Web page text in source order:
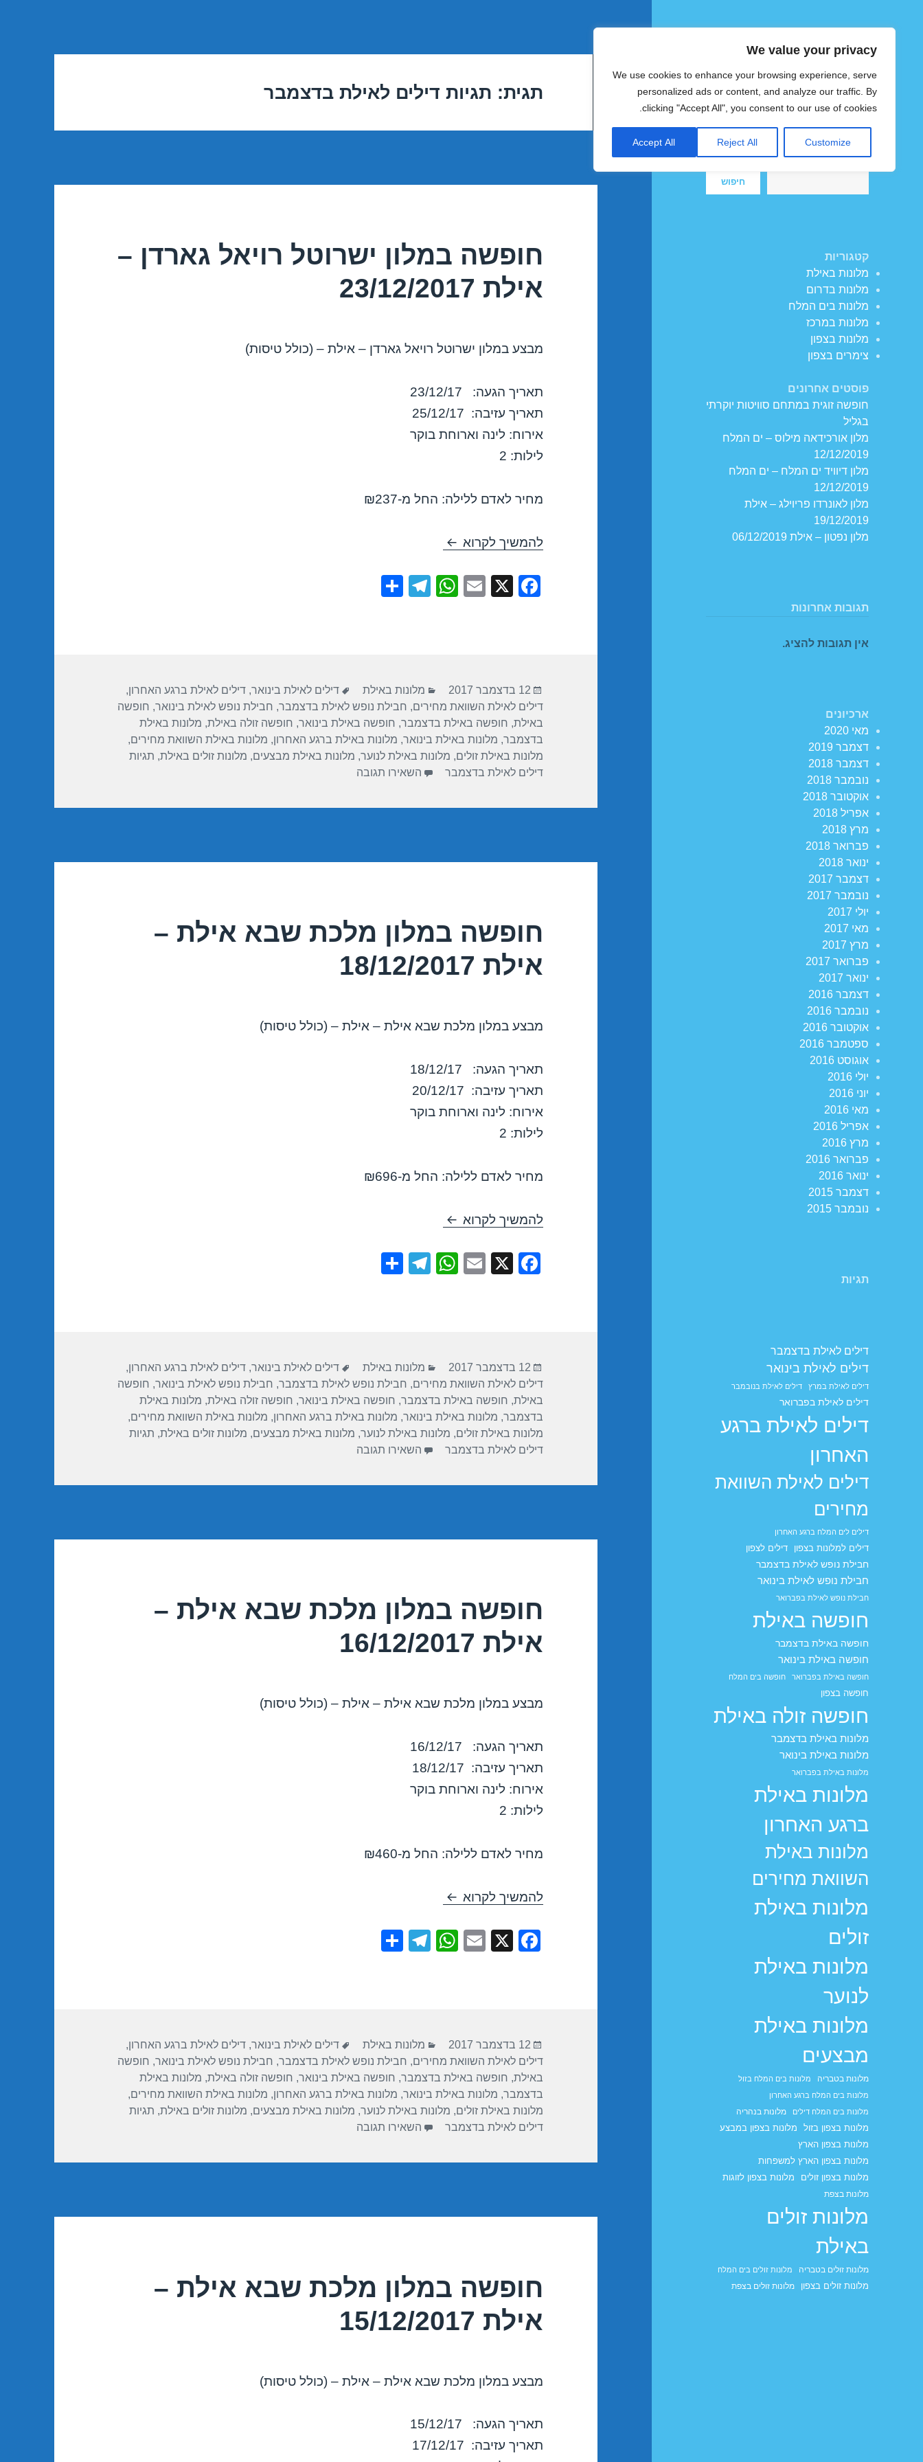
We value your privacy
We use cookies to enhance your browsing experience, serve
personalized ads or content, and analyze our traffic. By
clicking "Accept All", you consent to our use of cookies.
Customize
Reject All
Accept All
צימרים ומלונות זולים בישראל
חיפוש
חיפוש
קטגוריות
מלונות באילת
מלונות בדרום
מלונות בים המלח
מלונות במרכז
מלונות בצפון
צימרים בצפון
פוסטים אחרונים
חופשה זוגית במתחם סוויטות יוקרתי
בגליל
מלון אורכידאה מילוס – ים המלח
12/12/2019
מלון דיוויד ים המלח – ים המלח
12/12/2019
מלון לאונרדו פריוילג – אילת
19/12/2019
מלון נפטון – אילת 06/12/2019
תגובות אחרונות
אין תגובות להציג.
ארכיונים
מאי 2020
דצמבר 2019
דצמבר 2018
נובמבר 2018
אוקטובר 2018
אפריל 2018
מרץ 2018
פברואר 2018
ינואר 2018
דצמבר 2017
נובמבר 2017
יולי 2017
מאי 2017
מרץ 2017
פברואר 2017
ינואר 2017
דצמבר 2016
נובמבר 2016
אוקטובר 2016
ספטמבר 2016
אוגוסט 2016
יולי 2016
יוני 2016
מאי 2016
אפריל 2016
מרץ 2016
פברואר 2016
ינואר 2016
דצמבר 2015
נובמבר 2015
תגיות
דילים לאילת בדצמבר
דילים לאילת בינואר
דילים לאילת במרץ דילים לאילת בנובמבר
דילים לאילת בפברואר
דילים לאילת ברגע
האחרון
דילים לאילת השוואת
מחירים
דילים לים המלח ברגע האחרון
דילים למלונות בצפון דילים לצפון
חבילת נופש לאילת בדצמבר
חבילת נופש לאילת בינואר
חבילת נופש לאילת בפברואר
חופשה באילת
חופשה באילת בדצמבר
חופשה באילת בינואר
חופשה באילת בפברואר חופשה בים המלח
חופשה בצפון
חופשה זולה באילת
מלונות באילת בדצמבר
מלונות באילת בינואר
מלונות באילת בפברואר
מלונות באילת
ברגע האחרון
מלונות באילת
השוואת מחירים
מלונות באילת
זולים
מלונות באילת
לנוער
מלונות באילת
מבצעים
מלונות בטבריה
מלונות בים המלח בזול
מלונות בים המלח ברגע האחרון
מלונות בים המלח דילים
מלונות בנהריה
מלונות בצפון בזול
מלונות בצפון במבצע
מלונות בצפון הארץ
מלונות בצפון הארץ למשפחות
מלונות בצפון זולים
מלונות בצפון לזוגות
מלונות בצפת
מלונות זולים
באילת
מלונות זולים בטבריה מלונות זולים בים המלח
מלונות זולים בצפון מלונות זולים בצפת
תגית: תגיות דילים לאילת בדצמבר
חופשה במלון ישרוטל רויאל גארדן –
אילת 23/12/2017
מבצע במלון ישרוטל רויאל גארדן – אילת – (כולל טיסות)
תאריך הגעה: 23/12/17
תאריך עזיבה: 25/12/17
אירוח: לינה וארוחת בוקר
לילות: 2
מחיר לאדם ללילה: החל מ-₪237
להמשיך לקרוא חופשה במלון ישרוטל רויאל גארדן – אילת 23/12/2017
F
o
o
k
X
E
W
p
p
T
m
פורסם
בתאריך
12 בדצמבר 2017 קטגוריות
מלונות באילת תגיות
דילים לאילת בינואר,דילים לאילת ברגע האחרון,
דילים לאילת השוואת מחירים, חבילת נופש לאילת בדצמבר, חבילת נופש לאילת בינואר, חופשה
באילת, חופשה באילת בדצמבר, חופשה באילת בינואר, חופשה זולה באילת, מלונות באילת
בדצמבר, מלונות באילת בינואר, מלונות באילת ברגע האחרון, מלונות באילת השוואת מחירים,
מלונות באילת זולים, מלונות באילת לנוער, מלונות באילת מבצעים, מלונות זולים באילת, תגיות
דילים לאילת בדצמבר
השאירו תגובה
חופשה במלון מלכת שבא אילת –
אילת 18/12/2017
מבצע במלון מלכת שבא אילת – אילת – (כולל טיסות)
תאריך הגעה: 18/12/17
תאריך עזיבה: 20/12/17
אירוח: לינה וארוחת בוקר
לילות: 2
מחיר לאדם ללילה: החל מ-₪696
להמשיך לקרוא חופשה במלון מלכת שבא אילת – אילת 18/12/2017
F
o
o
k
X
E
W
p
p
T
m
פורסם
בתאריך
12 בדצמבר 2017 קטגוריות
מלונות באילת תגיות
דילים לאילת בינואר,דילים לאילת ברגע האחרון,
דילים לאילת השוואת מחירים, חבילת נופש לאילת בדצמבר, חבילת נופש לאילת בינואר, חופשה
באילת, חופשה באילת בדצמבר, חופשה באילת בינואר, חופשה זולה באילת, מלונות באילת
בדצמבר, מלונות באילת בינואר, מלונות באילת ברגע האחרון, מלונות באילת השוואת מחירים,
מלונות באילת זולים, מלונות באילת לנוער, מלונות באילת מבצעים, מלונות זולים באילת, תגיות
דילים לאילת בדצמבר
השאירו תגובה
חופשה במלון מלכת שבא אילת –
אילת 16/12/2017
מבצע במלון מלכת שבא אילת – אילת – (כולל טיסות)
תאריך הגעה: 16/12/17
תאריך עזיבה: 18/12/17
אירוח: לינה וארוחת בוקר
לילות: 2
מחיר לאדם ללילה: החל מ-₪460
להמשיך לקרוא חופשה במלון מלכת שבא אילת – אילת 16/12/2017
F
o
o
k
X
E
W
p
p
T
m
פורסם
בתאריך
12 בדצמבר 2017 קטגוריות
מלונות באילת תגיות
דילים לאילת בינואר,דילים לאילת ברגע האחרון,
דילים לאילת השוואת מחירים, חבילת נופש לאילת בדצמבר, חבילת נופש לאילת בינואר, חופשה
באילת, חופשה באילת בדצמבר, חופשה באילת בינואר, חופשה זולה באילת, מלונות באילת
בדצמבר, מלונות באילת בינואר, מלונות באילת ברגע האחרון, מלונות באילת השוואת מחירים,
מלונות באילת זולים, מלונות באילת לנוער, מלונות באילת מבצעים, מלונות זולים באילת, תגיות
דילים לאילת בדצמבר
השאירו תגובה
חופשה במלון מלכת שבא אילת –
אילת 15/12/2017
מבצע במלון מלכת שבא אילת – אילת – (כולל טיסות)
תאריך הגעה: 15/12/17
תאריך עזיבה: 17/12/17